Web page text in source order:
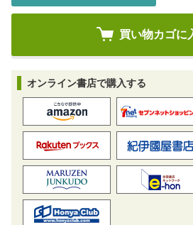
オンライン書店で購入する